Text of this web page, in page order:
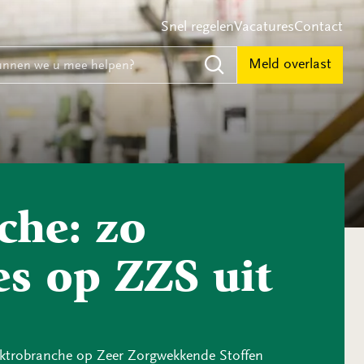
Snel regelenVacaturesContact
we u mee helpen?
Zoeken
Meld overlast
zo
op ZZS uit
op Zeer Zorgwekkende Stoffen